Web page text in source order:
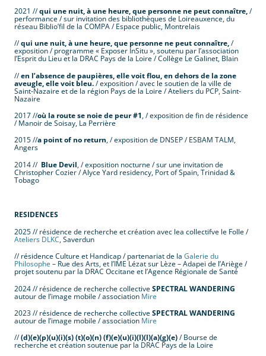
2021 //qui une nuit, à une heure, que personne ne peut connaître,/
performance / sur invitation des bibliothèques de Loireauxence, du
réseau Biblio’fil de la COMPA / Espace public, Montrelais
//qui une nuit, à une heure, que personne ne peut connaître,/
exposition / programme « Exposer InSitu », soutenu par l’association
l’Esprit du Lieu et la DRAC Pays de la Loire / Collège Le Galinet, Blain
//en l’absence de paupières, elle voit flou, en dehors de la zone
aveugle, elle voit bleu./ exposition / avec le soutien de la ville de
Saint-Nazaire et de la région Pays de la Loire / Ateliers du PCP, Saint-
Nazaire
2017 //où la route se noie de peur #1, / exposition de fin de résidence
/ Manoir de Soisay, La Perrière
2015 //a point of no return, / exposition de DNSEP / ESBAM TALM,
Angers
2014 // Blue Devil, / exposition nocturne / sur une invitation de
Christopher Cozier / Alyce Yard residency, Port of Spain, Trinidad &
Tobago
RESIDENCES
2025 // résidence de recherche et création avec lea collectifve le Folle /
Ateliers DLKC, Saverdun
// résidence Culture et Handicap / partenariat de la Galerie du
Philosophe – Rue des Arts, et l’IME Lézat sur Lèze – Adapei de l’Ariège /
projet soutenu par la DRAC Occitane et l’Agence Régionale de Santé
2024 // résidence de recherche collectiveSPECTRAL WANDERING
autour de l’image mobile / association Mire
2023 // résidence de recherche collectiveSPECTRAL WANDERING
autour de l’image mobile / association Mire
//(d)(e)(p)(u)(i)(s) (t)(o)(n) (f)(e)(u)(i)(l)(l)(a)(g)(e)/ Bourse de
recherche et création soutenue par la DRAC Pays de la Loire